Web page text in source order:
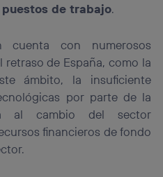
puestos de trabajo.
cuenta con numerosos
de España, como la
ámbito, la insuficiente
por parte de la
al cambio del sector
financieros de fondo